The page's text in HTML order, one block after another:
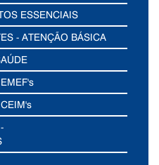
ESSENCIAIS
- ATENÇÃO BÁSICA